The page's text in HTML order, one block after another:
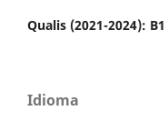
Qualis (2021-2024): B1
Idioma